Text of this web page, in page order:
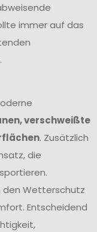
immer auf das
verschweißte
. Zusätzlich
die
den Wetterschutz
Entscheidend